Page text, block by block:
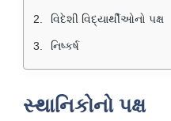
વિદેશી વિદ્યાર્થીઓનો પક્ષ
નિષ્કર્ષ
સ્થાનિકોનો પક્ષ